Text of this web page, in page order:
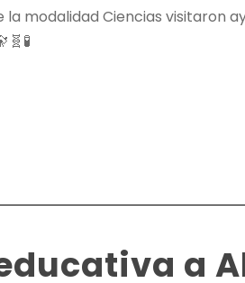
la modalidad Ciencias visitaron
a